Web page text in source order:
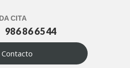
CITA
986 86 65 44
Contacto